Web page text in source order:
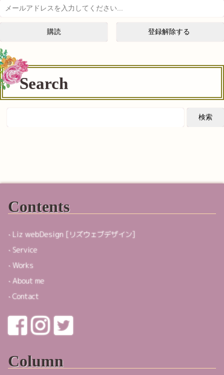
Search
Contents
Liz webDesign [リズウェブデザイン]
Service
Works
About me
Contact
Column